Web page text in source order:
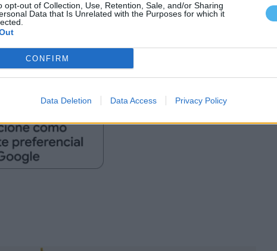
opt-out of Collection, Use, Retention, Sale, and/or Sharing
Data that Is Unrelated with the Purposes for which it
CONFIRM
Data Deletion Data Access Privacy Policy
criminal, em que, no ano passado,
tendo sido constituídos